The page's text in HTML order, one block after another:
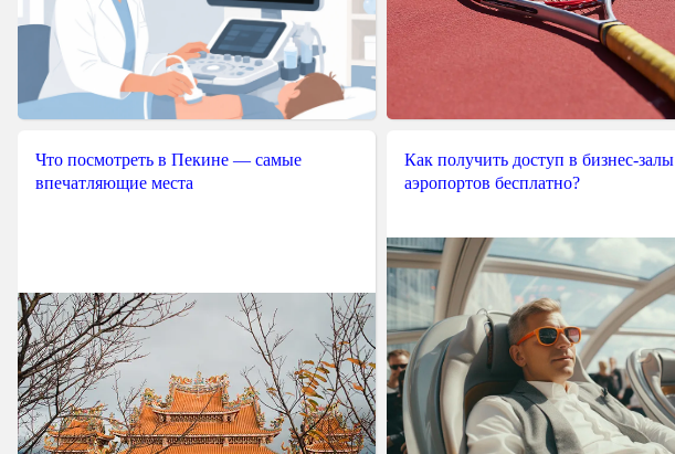
Что посмотреть в Пекине — самые
впечатляющие места
Как получить доступ в бизнес-залы
аэропортов бесплатно?